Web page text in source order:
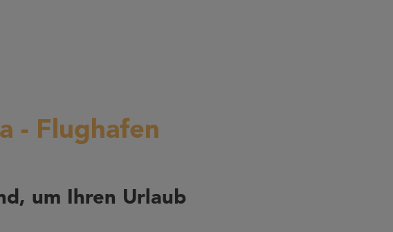
- Flughafen
um Ihren Urlaub